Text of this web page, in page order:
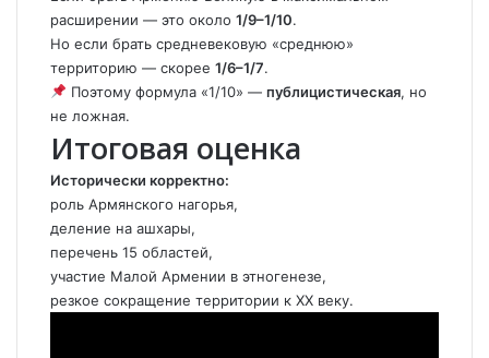
расширении — это около 1/9–1/10.
Но если брать средневековую «среднюю»
территорию — скорее 1/6–1/7.
Поэтому формула «1/10» — публицистическая, но
не ложная.
Итоговая оценка
Исторически корректно:
роль Армянского нагорья,
деление на ашхары,
перечень 15 областей,
участие Малой Армении в этногенезе,
резкое сокращение территории к XX веку.